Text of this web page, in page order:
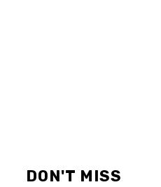
DON'T MISS